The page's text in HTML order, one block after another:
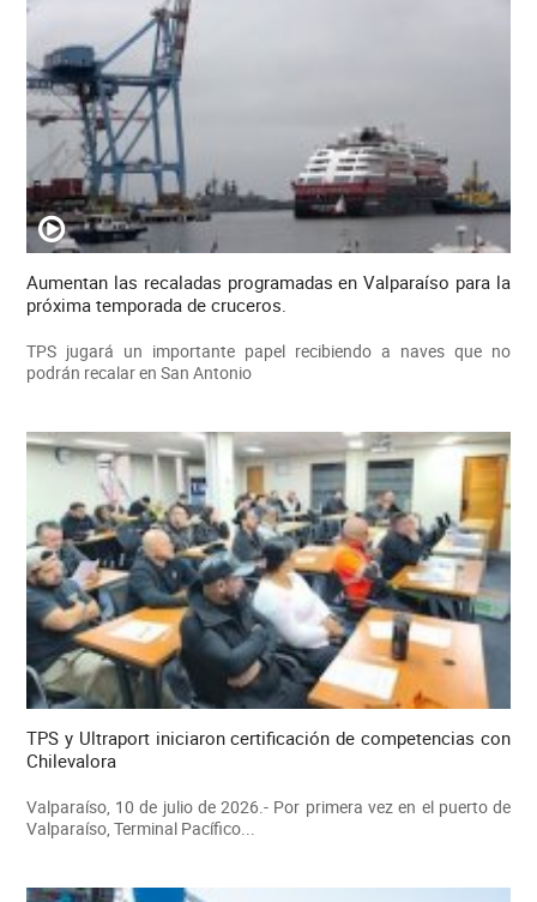
Aumentan las recaladas programadas en Valparaíso para la
próxima temporada de cruceros.
TPS jugará un importante papel recibiendo a naves que no
podrán recalar en San Antonio
TPS y Ultraport iniciaron certificación de competencias con
Chilevalora
Valparaíso, 10 de julio de 2026.- Por primera vez en el puerto de
Valparaíso, Terminal Pacífico...